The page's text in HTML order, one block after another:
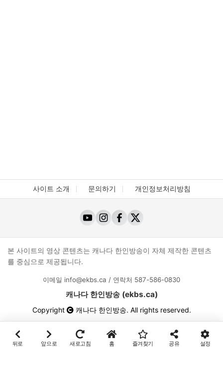
사이트 소개 문의하기 개인정보처리방침
본 사이트의 영상 콘텐츠는 캐나다 한인방송이 자체 제작한 콘텐츠
를 중심으로 제공됩니다.
이메일 info@ekbs.ca / 연락처 587-586-0830
캐나다 한인방송 (ekbs.ca)
Copyright 캐나다 한인방송. All rights reserved.
뒤로 앞으로 새로고침 홈 즐겨찾기 공유 설정